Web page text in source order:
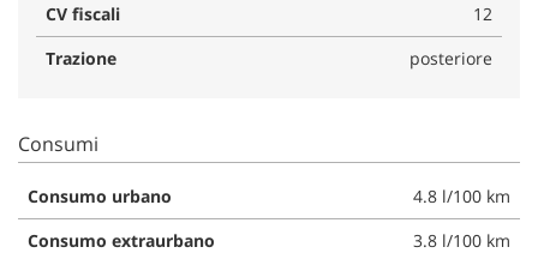
CV fiscali
12
Trazione
posteriore
Consumi
Consumo urbano
4.8 l/100 km
Consumo extraurbano
3.8 l/100 km